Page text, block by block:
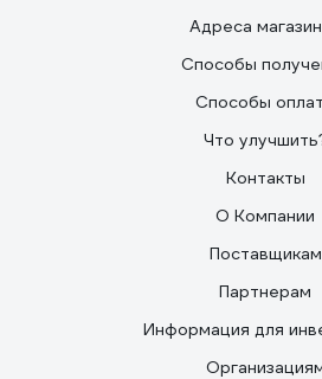
Адреса
Способы
Способы
Что
Контакты
О Компании
Поставщикам
Партнерам
Информация для